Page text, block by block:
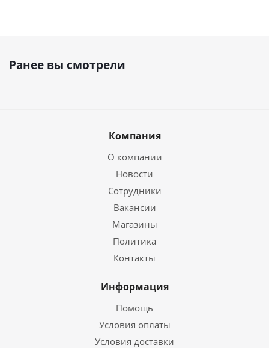
Ранее вы смотрели
Компания
О компании
Новости
Сотрудники
Вакансии
Магазины
Политика
Контакты
Информация
Помощь
Условия оплаты
Условия доставки